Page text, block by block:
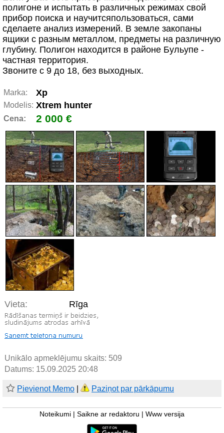
полигоне и испытать в различных режимах свой
прибор поиска и научитсяпользоваться, сами
сделаете анализ измерений. В земле закопаны
ящики с разным металлом, предметы на различную
глубину. Полигон находится в районе Бульупе -
частная территория.
Звоните с 9 до 18, без выходных.
Marka: Xp
Modelis: Xtrem hunter
Cena: 2 000 €
Vieta: Rīga
Unikālo apmeklējumu skaits: 509
Datums: 15.09.2025 20:48
Pievienot Memo Paziņot par pārkāpumu
Noteikumi Saikne ar redaktoru Www versija